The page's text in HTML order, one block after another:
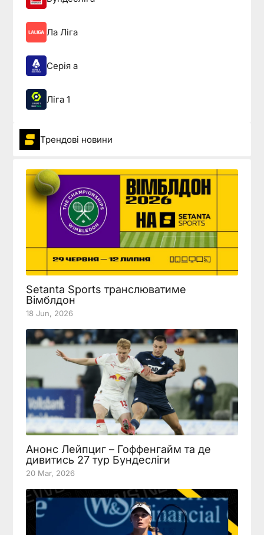
Ла Ліга
Серія а
Ліга 1
Трендові новини
Setanta Sports транслюватиме
Вімблдон
18 Jun, 2026
Анонс Лейпциг – Гоффенгайм та де
дивитись 27 тур Бундесліги
20 Mar, 2026